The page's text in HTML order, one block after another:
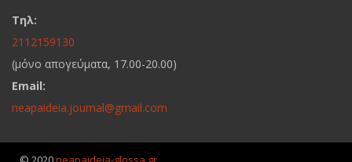
Τηλ:
2112159130
(μόνο απογεύματα, 17.00-20.00)
Email:
neapaideia.journal@gmail.com